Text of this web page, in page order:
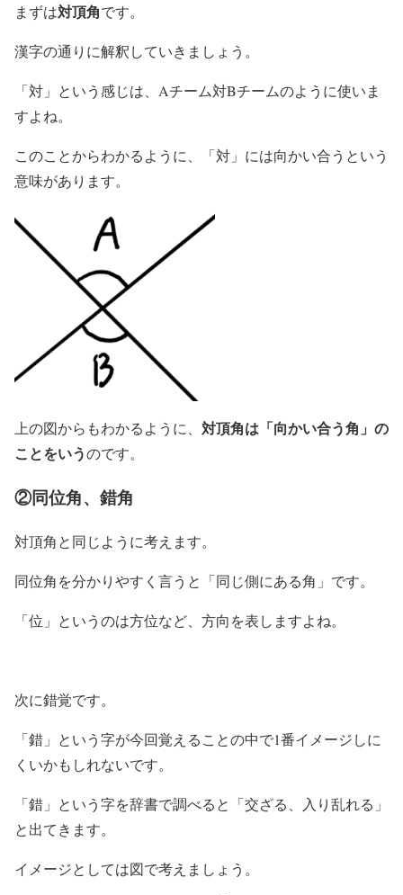
まずは対頂角です。
漢字の通りに解釈していきましょう。
「対」という感じは、Aチーム対Bチームのように使いま
すよね。
このことからわかるように、「対」には向かい合うという
意味があります。
上の図からもわかるように、 対頂角は「向かい合う角」の
ことをいうのです。
②同位角、錯角
対頂角と同じように考えます。
同位角を分かりやすく言うと「同じ側にある角」です。
「位」というのは方位など、方向を表しますよね。
次に錯覚です。
「錯」という字が今回覚えることの中で1番イメージしに
くいかもしれないです。
「錯」という字を辞書で調べると「交ざる、入り乱れる」
と出てきます。
イメージとしては図で考えましょう。